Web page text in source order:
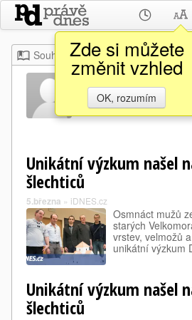
Zde si můžete
změnit vzhled
OK, rozumím
Souhrn Moje Z domova
Tomáš
Unikátní výzkum našel
šlechticů
5.března » iDNES.cz
Osmnáct mužů
starých
vrstev, velmožů
unikátní výzkum
Unikátní výzkum našel
šlechticů